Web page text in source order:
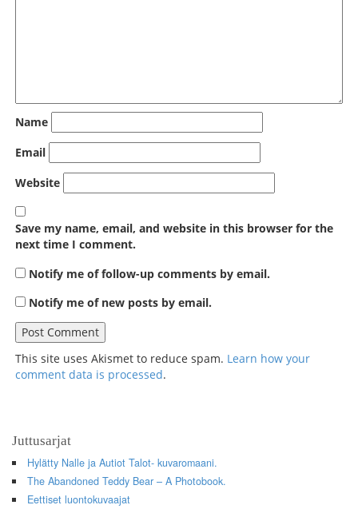
Name
Email
Website
Save my name, email, and website in this browser for the
next time I comment.
Notify me of follow-up comments by email.
Notify me of new posts by email.
This site uses Akismet to reduce spam. Learn how your
comment data is processed.
Juttusarjat
Hylätty Nalle ja Autiot Talot- kuvaromaani.
The Abandoned Teddy Bear – A Photobook.
Eettiset luontokuvaajat